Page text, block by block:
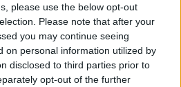
please use the below opt-out
Please note that after your
you may continue seeing
on personal information utilized by
disclosed to third parties prior to
opt-out of the further